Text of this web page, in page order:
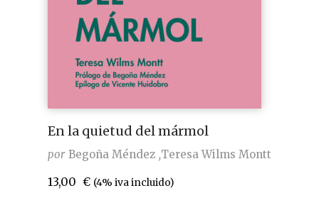
En la quietud del mármol
por Begoña Méndez Teresa Wilms Montt
13,00 € (4% iva incluido)